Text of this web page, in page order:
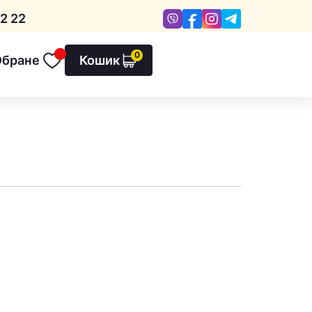
22 ViberFacebookInstagram
Кошик 0